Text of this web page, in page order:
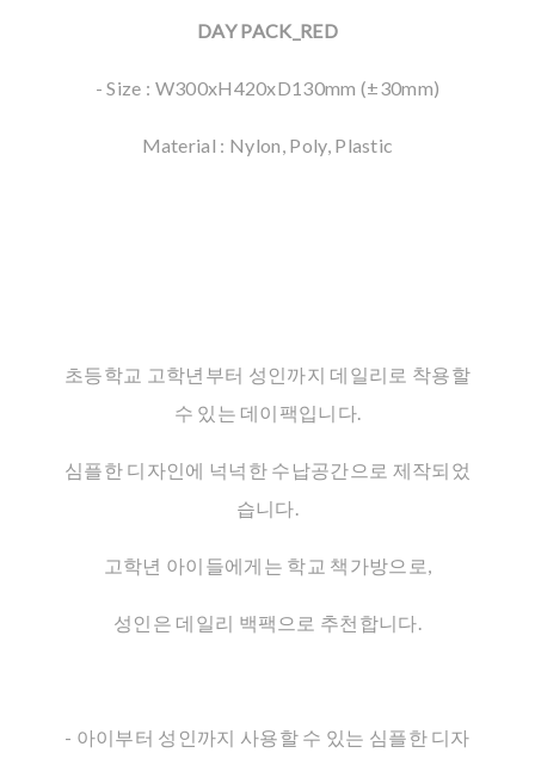
DAY PACK_RED
- Size : W300xH420xD130mm (±30mm)
Material : Nylon, Poly, Plastic
초등학교 고학년부터 성인까지 데일리로 착용할
수 있는 데이팩입니다.
심플한 디자인에 넉넉한 수납공간으로 제작되었
습니다.
고학년 아이들에게는 학교 책가방으로,
성인은 데일리 백팩으로 추천합니다.
- 아이부터 성인까지 사용할 수 있는 심플한 디자